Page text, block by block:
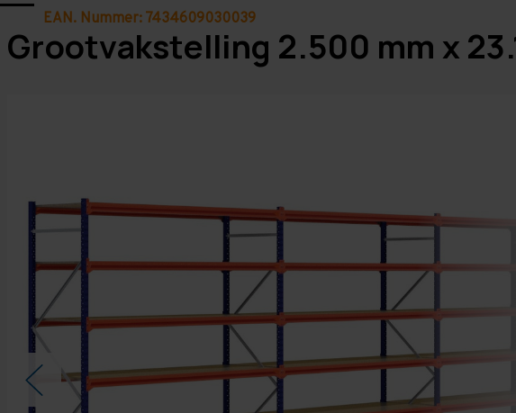
EAN. Nummer: 7434609030039
Grootvakstelling 2.500 mm x